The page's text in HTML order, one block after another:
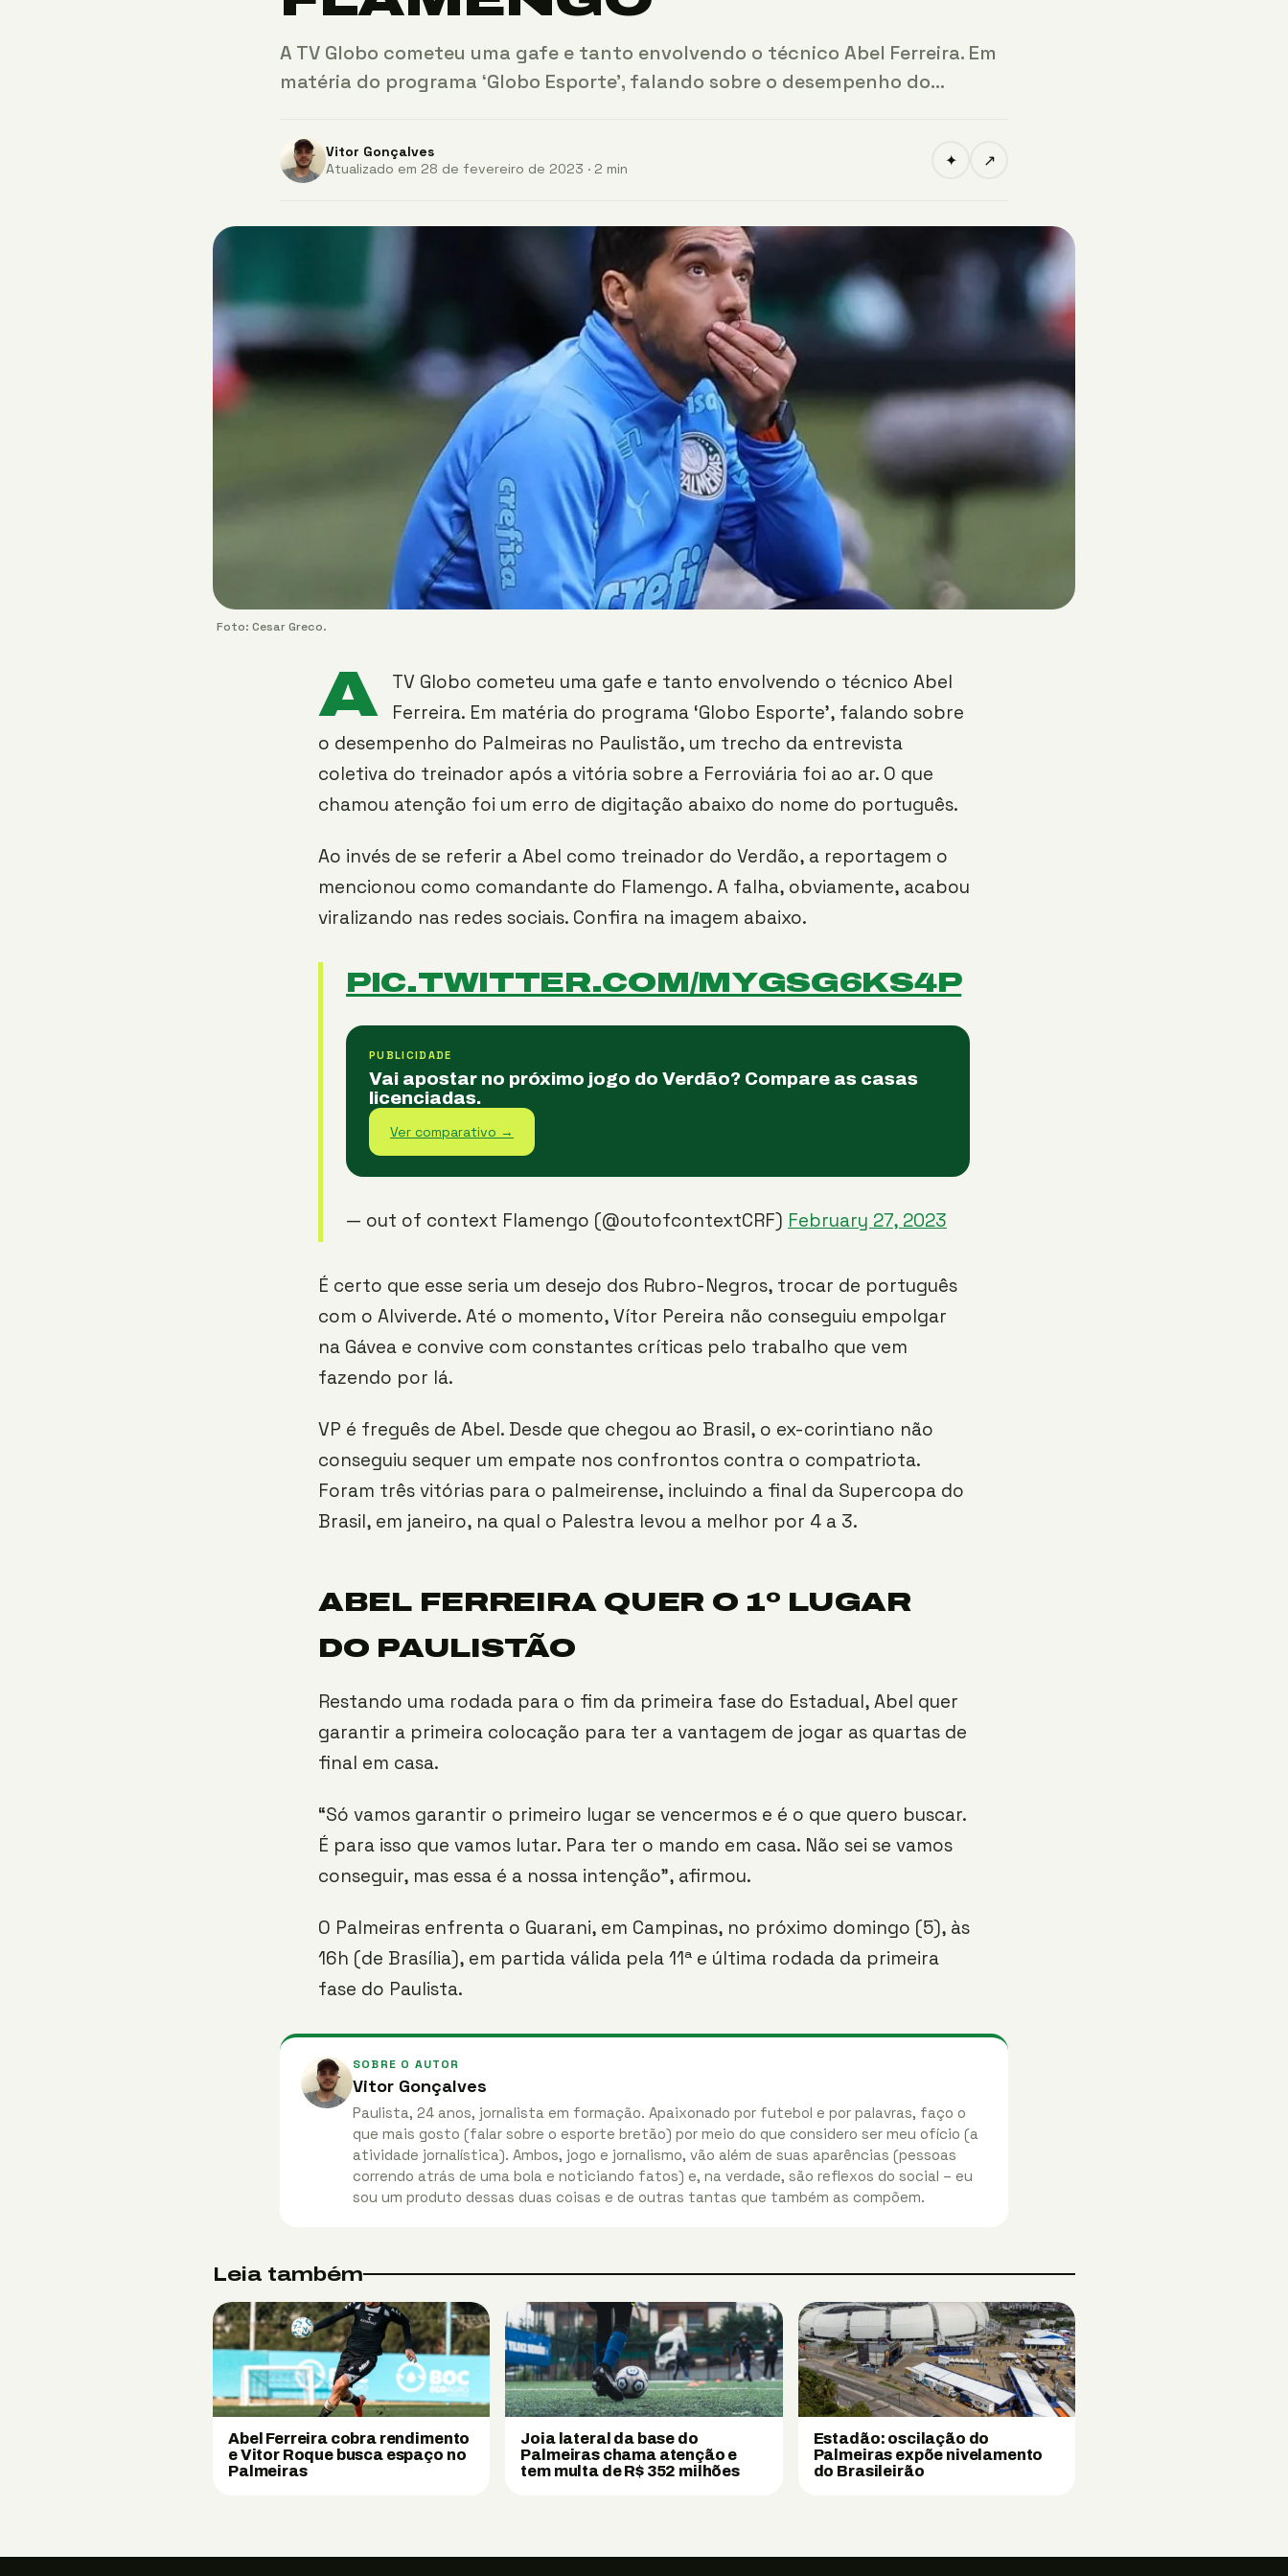
A TV Globo cometeu uma gafe e tanto envolvendo o técnico Abel Ferreira. Em
matéria do programa ‘Globo Esporte’, falando sobre o desempenho do…
Vitor Gonçalves
Atualizado em 28 de fevereiro de 2023 · 2 min
✦ ↗
Foto: Cesar Greco.
A
TV Globo cometeu uma gafe e tanto envolvendo o técnico Abel
Ferreira. Em matéria do programa ‘Globo Esporte’, falando sobre
o desempenho do Palmeiras no Paulistão, um trecho da entrevista
coletiva do treinador após a vitória sobre a Ferroviária foi ao ar. O que
chamou atenção foi um erro de digitação abaixo do nome do português.
Ao invés de se referir a Abel como treinador do Verdão, a reportagem o
mencionou como comandante do Flamengo. A falha, obviamente, acabou
viralizando nas redes sociais. Confira na imagem abaixo.
PIC.TWITTER.COM/MYGSG6KS4P
PUBLICIDADE
Vai apostar no próximo jogo do Verdão? Compare as casas
licenciadas.
Ver comparativo →
— out of context Flamengo (@outofcontextCRF) February 27, 2023
É certo que esse seria um desejo dos Rubro-Negros, trocar de português
com o Alviverde. Até o momento, Vítor Pereira não conseguiu empolgar
na Gávea e convive com constantes críticas pelo trabalho que vem
fazendo por lá.
VP é freguês de Abel. Desde que chegou ao Brasil, o ex-corintiano não
conseguiu sequer um empate nos confrontos contra o compatriota.
Foram três vitórias para o palmeirense, incluindo a final da Supercopa do
Brasil, em janeiro, na qual o Palestra levou a melhor por 4 a 3.
ABEL FERREIRA QUER O 1º LUGAR
DO PAULISTÃO
Restando uma rodada para o fim da primeira fase do Estadual, Abel quer
garantir a primeira colocação para ter a vantagem de jogar as quartas de
final em casa.
“Só vamos garantir o primeiro lugar se vencermos e é o que quero buscar.
É para isso que vamos lutar. Para ter o mando em casa. Não sei se vamos
conseguir, mas essa é a nossa intenção”, afirmou.
O Palmeiras enfrenta o Guarani, em Campinas, no próximo domingo (5), às
16h (de Brasília), em partida válida pela 11ª e última rodada da primeira
fase do Paulista.
SOBRE O AUTOR
Vitor Gonçalves
Paulista, 24 anos, jornalista em formação. Apaixonado por futebol e por palavras, faço o
que mais gosto (falar sobre o esporte bretão) por meio do que considero ser meu ofício (a
atividade jornalística). Ambos, jogo e jornalismo, vão além de suas aparências (pessoas
correndo atrás de uma bola e noticiando fatos) e, na verdade, são reflexos do social – eu
sou um produto dessas duas coisas e de outras tantas que também as compõem.
Leia também
Abel Ferreira cobra rendimento
e Vitor Roque busca espaço no
Palmeiras
Joia lateral da base do
Palmeiras chama atenção e
tem multa de R$ 352 milhões
Estadão: oscilação do
Palmeiras expõe nivelamento
do Brasileirão